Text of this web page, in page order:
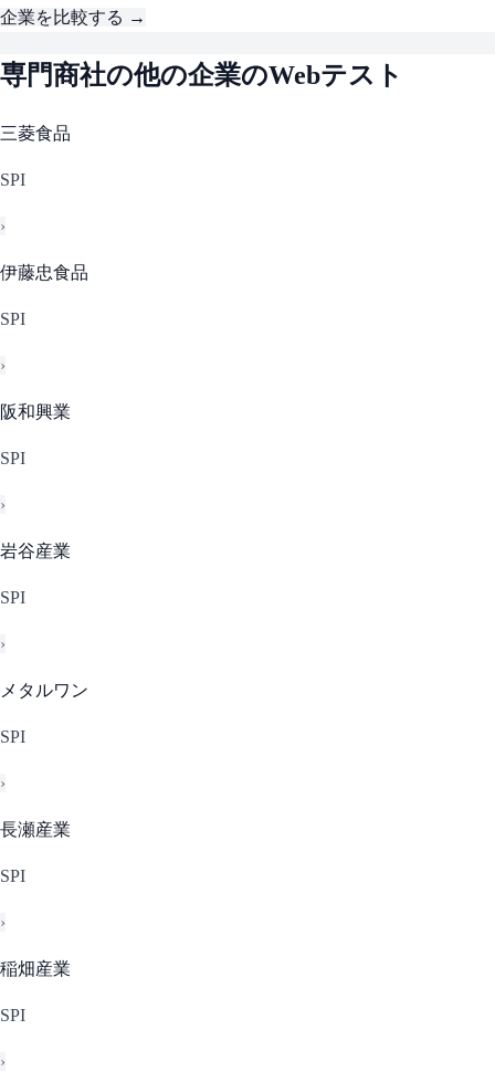
企業を比較する →
専門商社の他の企業のWebテスト
三菱食品
SPI
›
伊藤忠食品
SPI
›
阪和興業
SPI
›
岩谷産業
SPI
›
メタルワン
SPI
›
長瀬産業
SPI
›
稲畑産業
SPI
›